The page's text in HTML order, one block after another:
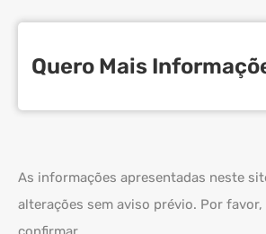
Quero Mais
As informações apresentadas neste
alterações sem aviso prévio. Por